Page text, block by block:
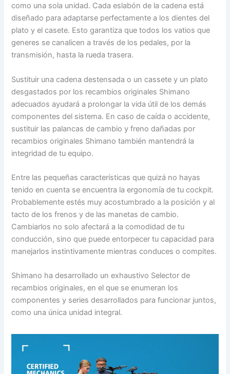
como una sola unidad. Cada eslabón de la cadena está
diseñado para adaptarse perfectamente a los dientes del
plato y el casete. Esto garantiza que todos los vatios que
generes se canalicen a través de los pedales, por la
transmisión, hasta la rueda trasera.
Sustituir una cadena destensada o un cassete y un plato
desgastados por los recambios originales Shimano
adecuados ayudará a prolongar la vida útil de los demás
componentes del sistema. En caso de caída o accidente,
sustituir las palancas de cambio y freno dañadas por
recambios originales Shimano también mantendrá la
integridad de tu equipo.
Entre las pequeñas características que quizá no hayas
tenido en cuenta se encuentra la ergonomía de tu cockpit.
Probablemente estés muy acostumbrado a la posición y al
tacto de los frenos y de las manetas de cambio.
Cambiarlos no solo afectará a la comodidad de tu
conducción, sino que puede entorpecer tu capacidad para
manejarlos instintivamente mientras conduces o compites.
Shimano ha desarrollado un exhaustivo Selector de
recambios originales, en el que se enumeran los
componentes y series desarrollados para funcionar juntos,
como una única unidad integral.